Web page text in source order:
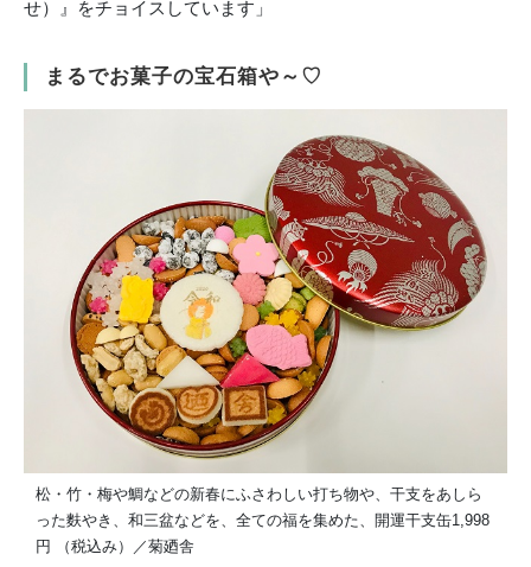
せ）』をチョイスしています」
まるでお菓子の宝石箱や～♡
松・竹・梅や鯛などの新春にふさわしい打ち物や、干支をあしら
った麩やき、和三盆などを、全ての福を集めた、開運干支缶1,998
円 （税込み）／菊廼舎